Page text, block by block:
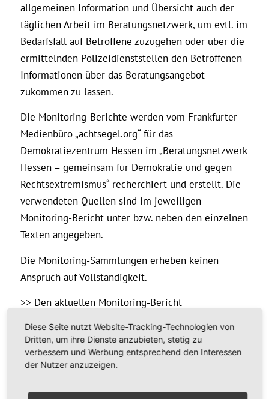
allgemeinen Information und Übersicht auch der
täglichen Arbeit im Beratungsnetzwerk, um evtl. im
Bedarfsfall auf Betroffene zuzugehen oder über die
ermittelnden Polizeidienststellen den Betroffenen
Informationen über das Beratungsangebot
zukommen zu lassen.
Die Monitoring-Berichte werden vom Frankfurter
Medienbüro „achtsegel.org“ für das
Demokratiezentrum Hessen im „Beratungsnetzwerk
Hessen – gemeinsam für Demokratie und gegen
Rechtsextremismus“ recherchiert und erstellt. Die
verwendeten Quellen sind im jeweiligen
Monitoring-Bericht unter bzw. neben den einzelnen
Texten angegeben.
Die Monitoring-Sammlungen erheben keinen
Anspruch auf Vollständigkeit.
>> Den aktuellen Monitoring-Bericht
Datei herunterladen >>PDF
>> Eine Übersicht bzw. Sammlung aller bisher
der Seitehttp://beratungsnetzwerk-
Diese Seite nutzt Website-Tracking-Technologien von
Dritten, um ihre Dienste anzubieten, stetig zu
verbessern und Werbung entsprechend den Interessen
der Nutzer anzuzeigen.